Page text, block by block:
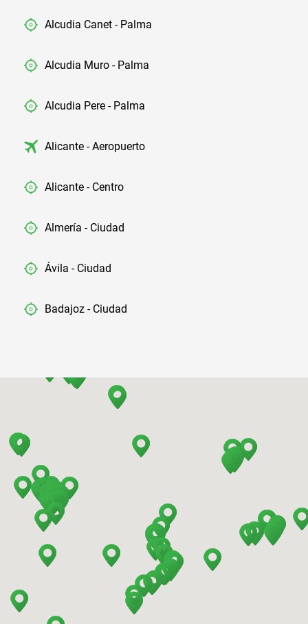
Alcudia Canet - Palma
Alcudia Muro - Palma
Alcudia Pere - Palma
Alicante - Aeropuerto
Alicante - Centro
Almería - Ciudad
Ávila - Ciudad
Badajoz - Ciudad
Barcelona - El Prat
Barcelona - Mataro
Barcelona - Terrassa
Benidorm - Centro
Bilbao - Barakaldo